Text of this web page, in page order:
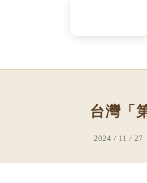
台灣「
2024 / 11 / 27